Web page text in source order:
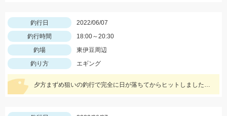
釣行日
2022/06/07
釣行時間
18:00～20:30
釣場
東伊豆周辺
釣り方
エギング
夕方まずめ狙いの釣行で完全に日が落ちてからヒットしました。例年より大型があまり出ていないようです。